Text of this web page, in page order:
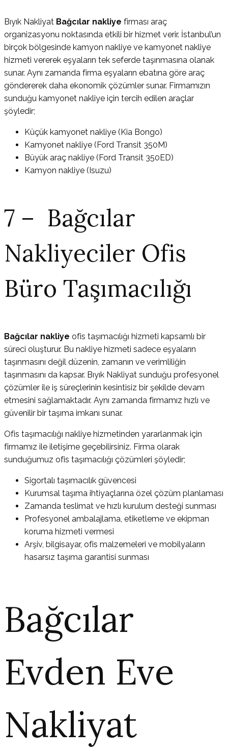
Bıyık Nakliyat Bağcılar nakliye firması araç
organizasyonu noktasında etkili bir hizmet verir. İstanbul’un
birçok bölgesinde kamyon nakliye ve kamyonet nakliye
hizmeti vererek eşyaların tek seferde taşınmasına olanak
sunar. Aynı zamanda firma eşyaların ebatına göre araç
göndererek daha ekonomik çözümler sunar. Firmamızın
sunduğu kamyonet nakliye için tercih edilen araçlar
şöyledir;
Küçük kamyonet nakliye (Kia Bongo)
Kamyonet nakliye (Ford Transit 350M)
Büyük araç nakliye (Ford Transit 350ED)
Kamyon nakliye (Isuzu)
7 – Bağcılar
Nakliyeciler Ofis
Büro Taşımacılığı
Bağcılar nakliye ofis taşımacılığı hizmeti kapsamlı bir
süreci oluşturur. Bu nakliye hizmeti sadece eşyaların
taşınmasını değil düzenin, zamanın ve verimliliğin
taşınmasını da kapsar. Bıyık Nakliyat sunduğu profesyonel
çözümler ile iş süreçlerinin kesintisiz bir şekilde devam
etmesini sağlamaktadır. Aynı zamanda firmamız hızlı ve
güvenilir bir taşıma imkanı sunar.
Ofis taşımacılığı nakliye hizmetinden yararlanmak için
firmamız ile iletişime geçebilirsiniz. Firma olarak
sunduğumuz ofis taşımacılığı çözümleri şöyledir;
Sigortalı taşımacılık güvencesi
Kurumsal taşıma ihtiyaçlarına özel çözüm planlaması
Zamanda teslimat ve hızlı kurulum desteği sunması
Profesyonel ambalajlama, etiketleme ve ekipman
koruma hizmeti vermesi
Arşiv, bilgisayar, ofis malzemeleri ve mobilyaların
hasarsız taşıma garantisi sunması
Bağcılar
Evden Eve
Nakliyat